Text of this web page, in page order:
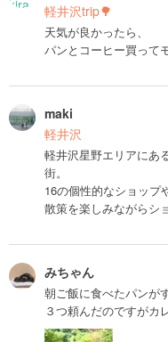
軽井沢trip🌳
天気が良かったら、
パンとコーヒー買って
maki
軽井沢
軽井沢星野エリアにあ
街。
16の個性的なショップ
散策を楽しみながらシ
みちゃん
朝ご飯に食べたパンが
３つ頼んだのですがカ